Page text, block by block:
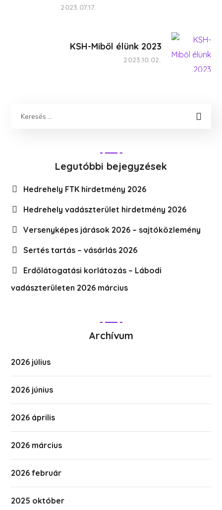
2023.07.17.
KSH-Miből élünk 2023
2023.10.02.
Legutóbbi bejegyzések
Hedrehely FTK hirdetmény 2026
Hedrehely vadászterület hirdetmény 2026
Versenyképes járások 2026 – sajtóközlemény
Sertés tartás – vásárlás 2026
Erdőlátogatási korlátozás – Lábodi
vadászterületen 2026 március
Archívum
2026 július
2026 június
2026 április
2026 március
2026 február
2025 október